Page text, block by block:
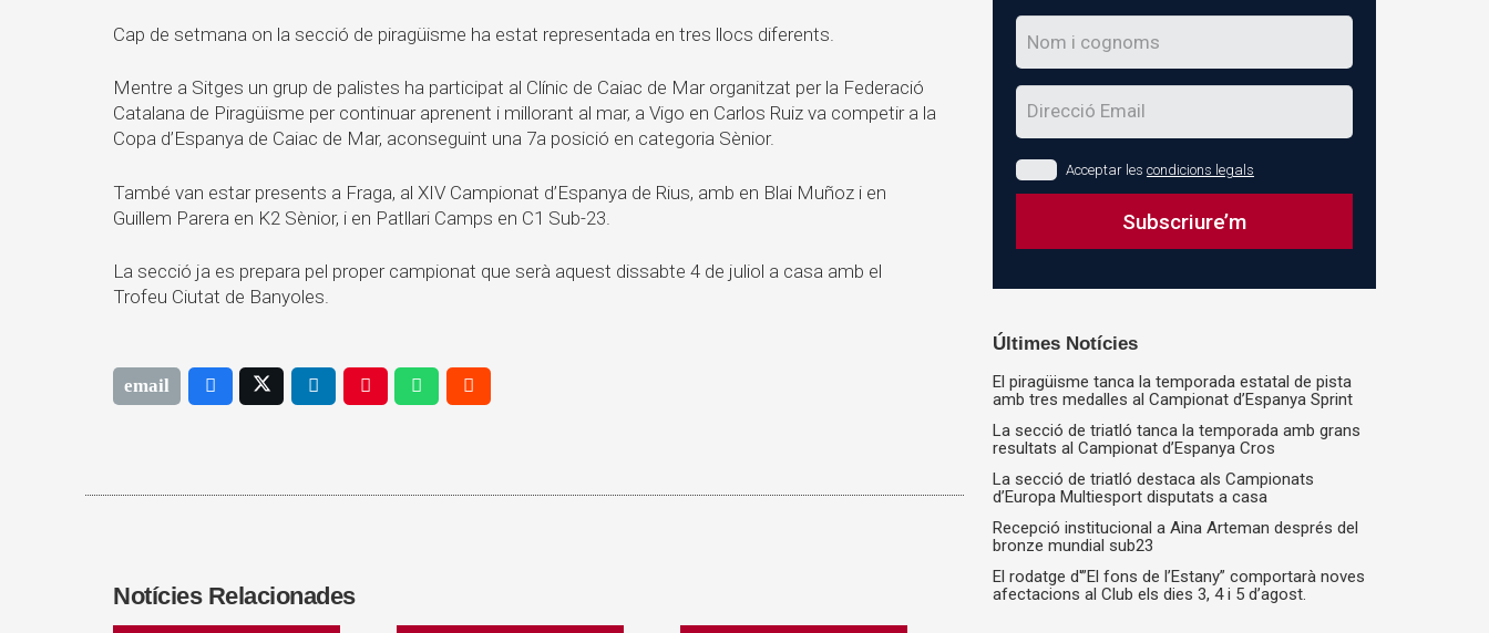
Cap de setmana on la secció de piragüisme ha estat representada en tres llocs diferents.
Mentre a Sitges un grup de palistes ha participat al Clínic de Caiac de Mar organitzat per la Federació
Catalana de Piragüisme per continuar aprenent i millorant al mar, a Vigo en Carlos Ruiz va competir a la
Copa d’Espanya de Caiac de Mar, aconseguint una 7a posició en categoria Sènior.
També van estar presents a Fraga, al XIV Campionat d’Espanya de Rius, amb en Blai Muñoz i en
Guillem Parera en K2 Sènior, i en Patllari Camps en C1 Sub-23.
La secció ja es prepara pel proper campionat que serà aquest dissabte 4 de juliol a casa amb el
Trofeu Ciutat de Banyoles.
Notícies Relacionades
Acceptar les condicions legals
Subscriure’m
should
left
Últimes Notícies
El piragüisme tanca la temporada estatal de pista
amb tres medalles al Campionat d’Espanya Sprint
La secció de triatló tanca la temporada amb grans
resultats al Campionat d’Espanya Cros
La secció de triatló destaca als Campionats
d’Europa Multiesport disputats a casa
Recepció institucional a Aina Arteman després del
bronze mundial sub23
El rodatge d'”El fons de l’Estany” comportarà noves
afectacions al Club els dies 3, 4 i 5 d’agost.